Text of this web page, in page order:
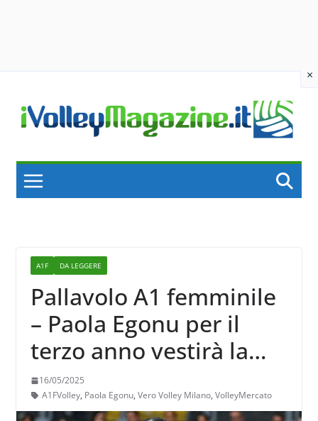
×
content
A1F DA LEGGERE
Pallavolo A1 femminile
– Paola Egonu per il
terzo anno vestirà la
maglia della Vero Volley
Milano
16/05/2025
A1FVolley, Paola Egonu, Vero Volley Milano, VolleyMercato